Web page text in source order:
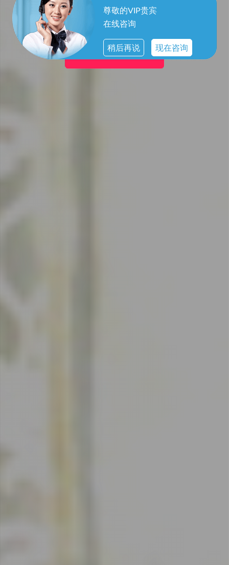
尊敬的VIP贵宾
在线咨询
稍后再说 现在咨询
成都郫都区男士桑拿
男士的优雅选择